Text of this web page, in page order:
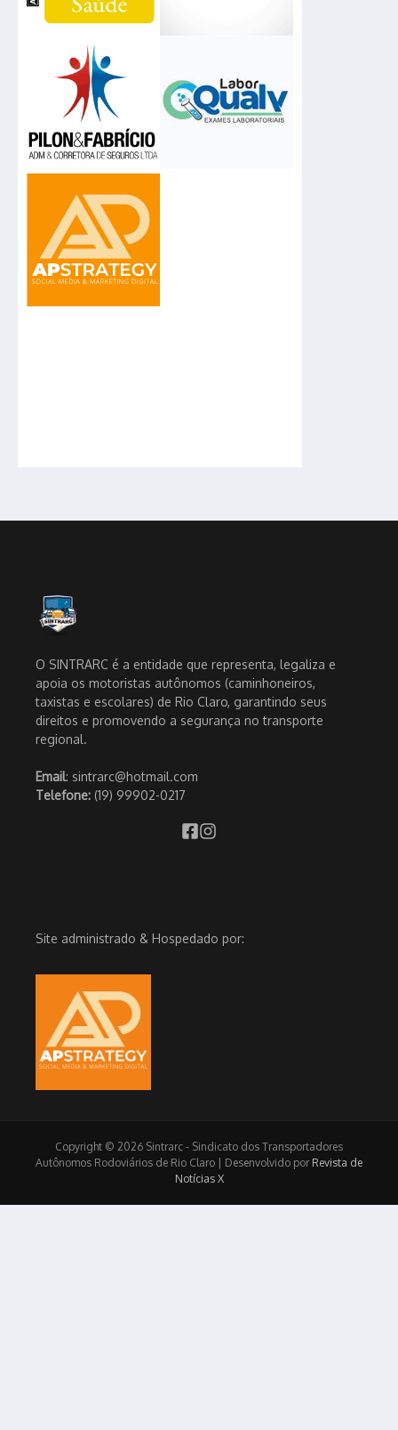
O SINTRARC é a entidade que representa, legaliza e
apoia os motoristas autônomos (caminhoneiros,
taxistas e escolares) de Rio Claro, garantindo seus
direitos e promovendo a segurança no transporte
regional.
Email: sintrarc@hotmail.com
Telefone: (19) 99902-0217
Site administrado & Hospedado por:
Copyright © 2026 Sintrarc - Sindicato dos Transportadores
Autônomos Rodoviários de Rio Claro | Desenvolvido por Revista de
Notícias X